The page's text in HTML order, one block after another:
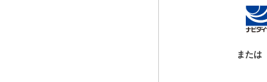
または